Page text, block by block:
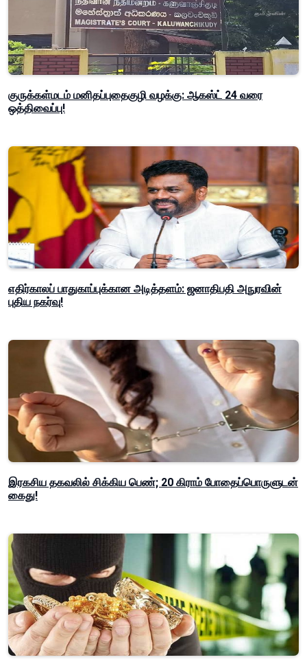
குருக்கள்மடம் மனிதப்புதைகுழி வழக்கு: ஆகஸ்ட் 24 வரை
ஒத்திவைப்பு!
எதிர்காலப் பாதுகாப்புக்கான அடித்தளம்: ஜனாதிபதி அநுரவின்
புதிய நகர்வு!
இரகசிய தகவலில் சிக்கிய பெண்; 20 கிராம் போதைப்பொருளுடன்
கைது!